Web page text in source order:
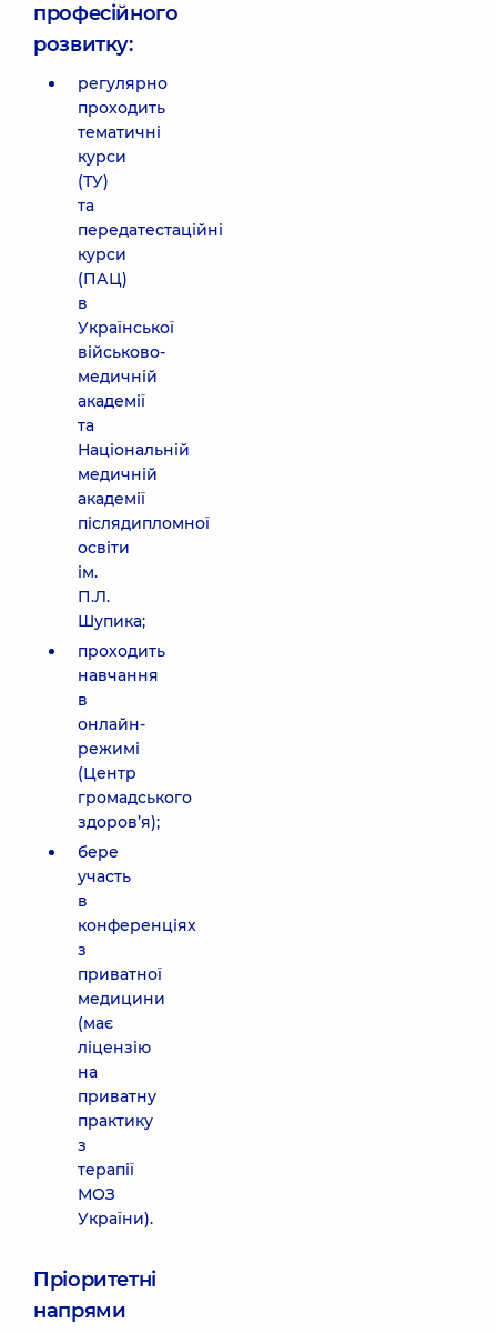
професійного
розвитку:
регулярно
проходить
тематичні
курси
(ТУ)
та
передатестаційні
курси
(ПАЦ)
в
Української
військово-
медичній
академії
та
Національній
медичній
академії
післядипломної
освіти
ім.
П.Л.
Шупика;
проходить
навчання
в
онлайн-
режимі
(Центр
громадського
здоров’я);
бере
участь
в
конференціях
з
приватної
медицини
(має
ліцензію
на
приватну
практику
з
терапії
МОЗ
України).
Пріоритетні
напрями